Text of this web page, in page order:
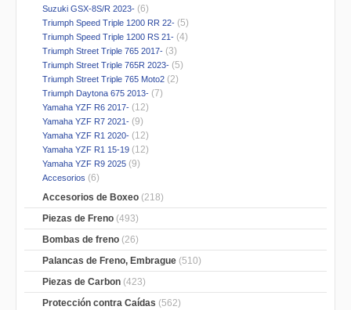
Suzuki GSX-8S/R 2023- (6)
Triumph Speed Triple 1200 RR 22- (5)
Triumph Speed Triple 1200 RS 21- (4)
Triumph Street Triple 765 2017- (3)
Triumph Street Triple 765R 2023- (5)
Triumph Street Triple 765 Moto2 (2)
Triumph Daytona 675 2013- (7)
Yamaha YZF R6 2017- (12)
Yamaha YZF R7 2021- (9)
Yamaha YZF R1 2020- (12)
Yamaha YZF R1 15-19 (12)
Yamaha YZF R9 2025 (9)
Accesorios (6)
Accesorios de Boxeo (218)
Piezas de Freno (493)
Bombas de freno (26)
Palancas de Freno, Embrague (510)
Piezas de Carbon (423)
Protección contra Caídas (562)